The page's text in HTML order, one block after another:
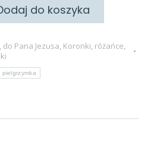
do koszyka
, do Pana Jezusa, Koronki, różańce,
pielgrzymka